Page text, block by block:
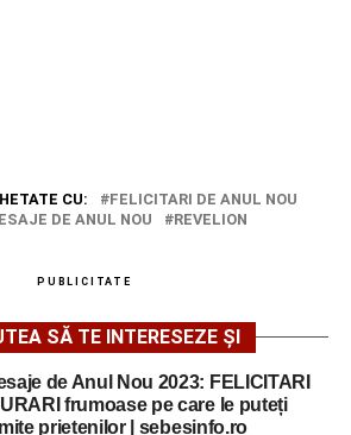
CU:
FELICITARI DE ANUL NOU
DE ANUL NOU
REVELION
PUBLICITATE
SĂ TE INTERESEZE ȘI
de Anul Nou 2023: FELICITARI
frumoase pe care le puteți
prietenilor | sebesinfo.ro